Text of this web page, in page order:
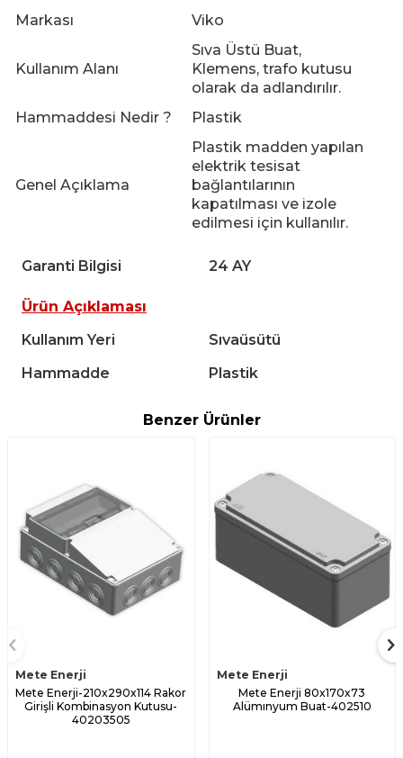
Markası
Viko
Kullanım Alanı
Sıva Üstü Buat,
Klemens, trafo kutusu
olarak da adlandırılır.
Hammaddesi Nedir ?
Plastik
Genel Açıklama
Plastik madden yapılan
elektrik tesisat
bağlantılarının
kapatılması ve izole
edilmesi için kullanılır.
Garanti Bilgisi 24 AY
Ürün Açıklaması
Kullanım Yeri
Sıvaüsütü
Hammadde
Plastik
Benzer Ürünler
Mete Enerji
Mete Enerji-210x290x114 Rakor
Girişli Kombinasyon Kutusu-
40203505
Mete Enerji
Mete Enerji 80x170x73
Alümınyum Buat-402510